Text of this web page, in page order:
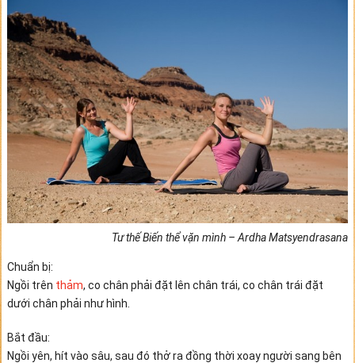
Tư thế Biến thể vặn mình – Ardha Matsyendrasana
Chuẩn bị:
Ngồi trên thảm, co chân phải đặt lên chân trái, co chân trái đặt
dưới chân phải như hình.
Bắt đầu:
Ngồi yên, hít vào sâu, sau đó thở ra đồng thời xoay người sang bên